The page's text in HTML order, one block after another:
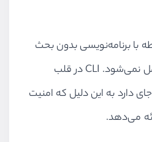
با برنامه‌نویسی بدون بحث
کردن راجع به امنیت کامل نمی‌شود. CLI در قلب
دارد به این دلیل که امنیت